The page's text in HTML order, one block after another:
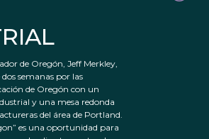
de Oregón, Jeff Merkley,
semanas por las
de Oregón con un
y una mesa redonda
del área de Portland.
es una oportunidad para